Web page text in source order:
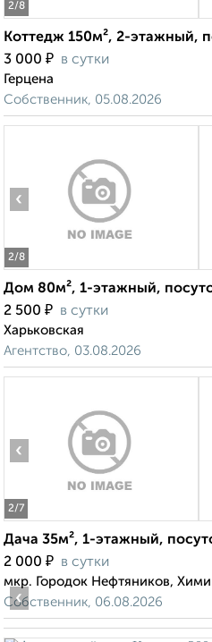
2/8
Коттедж 150м², 2-этажный,
3 000 ₽ в сутки
Герцена
Собственник, 05.08.2026
2/8
‹
Дом 80м², 1-этажный,
2 500 ₽ в сутки
Харьковская
Агентство, 03.08.2026
2/7
‹
Дача 35м², 1-этажный,
2 000 ₽ в сутки
мкр. Городок Нефтяников,
Собственник, 06.08.2026
‹